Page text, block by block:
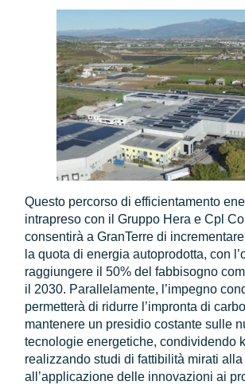
Questo percorso di efficientamento
intrapreso con il Gruppo Hera e Cpl
consentirà a GranTerre di
la quota di energia autoprodotta, con
raggiungere il 50% del fabbisogno
il 2030. Parallelamente, l’impegno
permetterà di ridurre l’impronta di
mantenere un presidio costante sulle
tecnologie energetiche, condividendo
realizzando studi di fattibilità mirati
all’applicazione delle innovazioni ai